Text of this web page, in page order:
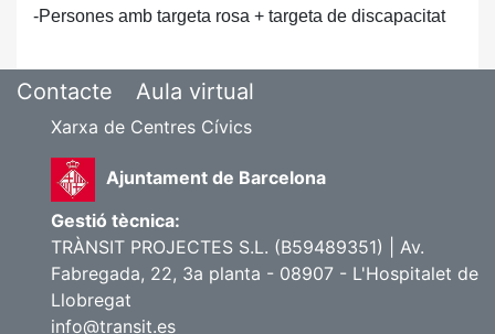
-Persones amb targeta rosa + targeta de discapacitat
Contacte Aula virtual
Xarxa de Centres Cívics
Ajuntament de Barcelona
Gestió tècnica:
TRÀNSIT PROJECTES S.L. (B59489351) | Av.
Fabregada, 22, 3a planta - 08907 - L'Hospitalet de
Llobregat
info@transit.es